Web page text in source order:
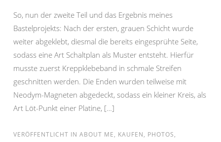
So, nun der zweite Teil und das Ergebnis meines
Bastelprojekts: Nach der ersten, grauen Schicht wurde
weiter abgeklebt, diesmal die bereits eingesprühte Seite,
sodass eine Art Schaltplan als Muster entsteht. Hierfür
musste zuerst Kreppklebeband in schmale Streifen
geschnitten werden. Die Enden wurden teilweise mit
Neodym-Magneten abgedeckt, sodass ein kleiner Kreis, als
Art Löt-Punkt einer Platine, […]
VERÖFFENTLICHT IN ABOUT ME, KAUFEN, PHOTOS,